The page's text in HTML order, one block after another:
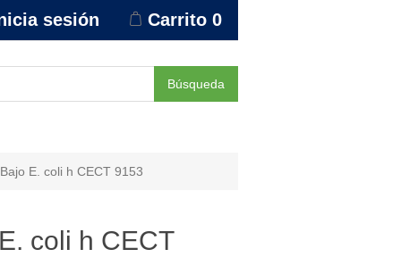
sesión Carrito 0
Búsqueda
E. coli h CECT 9153
coli h CECT